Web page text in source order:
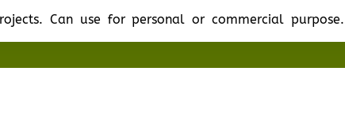
Can use for personal or commercial